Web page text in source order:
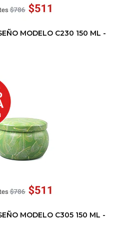
MODELO C230 150 ML -
MODELO C305 150 ML -